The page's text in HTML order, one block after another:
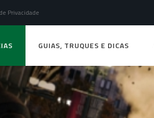
Privacidade
GUIAS, TRUQUES E DICAS